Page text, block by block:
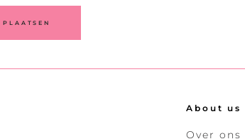
About us
Over ons